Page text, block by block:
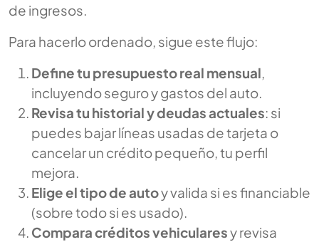
de ingresos.
Para hacerlo ordenado, sigue este flujo:
Define tu presupuesto real mensual
incluyendo seguro y gastos del auto.
Revisa tu historial y deudas actuales: si
puedes bajar líneas usadas de tarjeta o
cancelar un crédito pequeño, tu perfil
mejora.
Elige el tipo de autoy valida si es financiable
(sobre todo si es usado).
Compara créditos vehicularesy revisa